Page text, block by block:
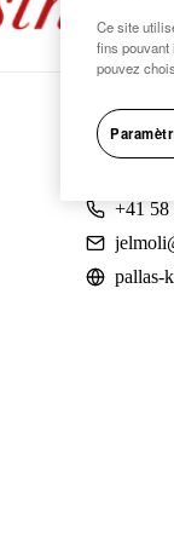
+41 58
pallas-
Ce site
fins
pouvez